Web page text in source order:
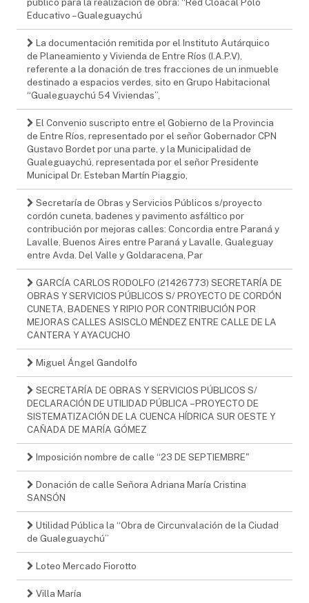
Educativo – Gualeguaychú
La documentación remitida por el Instituto Autárquico
de Planeamiento y Vivienda de Entre Ríos (I.A.P.V),
referente a la donación de tres fracciones de un inmueble
destinado a espacios verdes, sito en Grupo Habitacional
“Gualeguaychú 54 Viviendas”,
El Convenio suscripto entre el Gobierno de la Provincia
de Entre Ríos, representado por el señor Gobernador CPN
Gustavo Bordet por una parte, y la Municipalidad de
Gualeguaychú, representada por el señor Presidente
Municipal Dr. Esteban Martín Piaggio,
Secretaría de Obras y Servicios Públicos s/proyecto
cordón cuneta, badenes y pavimento asfáltico por
contribución por mejoras calles: Concordia entre Paraná y
Lavalle, Buenos Aires entre Paraná y Lavalle, Gualeguay
entre Avda. Del Valle y Goldaracena, Par
GARCÍA CARLOS RODOLFO (21426773) SECRETARÍA DE
OBRAS Y SERVICIOS PÚBLICOS S/ PROYECTO DE CORDÓN
CUNETA, BADENES Y RIPIO POR CONTRIBUCIÓN POR
MEJORAS CALLES ASISCLO MÉNDEZ ENTRE CALLE DE LA
CANTERA Y AYACUCHO
Miguel Ángel Gandolfo
SECRETARÍA DE OBRAS Y SERVICIOS PÚBLICOS S/
DECLARACIÓN DE UTILIDAD PÚBLICA – PROYECTO DE
SISTEMATIZACIÓN DE LA CUENCA HÍDRICA SUR OESTE Y
CAÑADA DE MARÍA GÓMEZ
Imposición nombre de calle “23 DE SEPTIEMBRE"
Donación de calle Señora Adriana María Cristina
SANSÓN
Utilidad Pública la “Obra de Circunvalación de la Ciudad
de Gualeguaychú”
Loteo Mercado Fiorotto
Villa María